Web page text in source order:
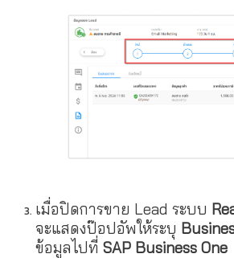
เมื่อปิดการขาย Lead ระบบ
จะแสดงป๊อปอัพให้ระบุ
ข้อมูลไปที่SAP Business One